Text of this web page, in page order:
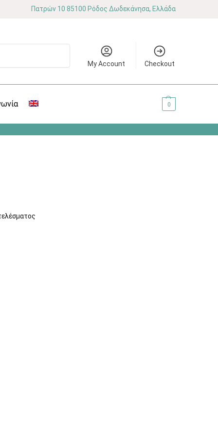
Πατρών 10 85100 Ρόδος Δωδεκάνησα, Ελλάδα
My Account Checkout
0